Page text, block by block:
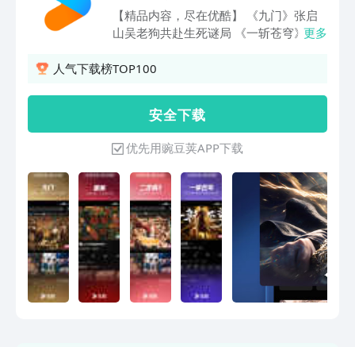
漫持续更新中，等你来嗨!【人气动画 少
儿动漫乐翻天】《蜀山奇仙录第二季》
《百鬼幼儿园第三季》《老蛇修仙传》等
与你乐享卡通时光!【千路卫视高清直播
及地方台、特色直播频道随时回看，随心
预约!【臻享4K 看见不一样的人世间】
《人类志》《凉子访谈录》《火星七日》
《毒资追踪》等热门纪录片带你足不出户
【精品内容，尽在优酷】 《九门》张启
山吴老狗共赴生死谜局 《一斩苍穹》菜
案！人性罪与罚 《千香》宋威龙鞠婧祎
撞东方修仙 《沧元图》看孟川执刀斩妖
邪 雷霆护众生 《云深不知梦 特别篇》斩
尽前尘恨，拔剑救世人！ 《镖人：风起
大漠》吴京领衔武侠巨制 《食神·百厨大
战》战火升级！星素换位高燃对决 《翘
楚》陈都灵周翊然掀翻野心局 《光阴之
外 年番》光阴之外年番 狠辣少年末世屠
神 《师兄啊师兄》师兄啊师兄最终季 战
天道改大劫 《熊出没·年年有熊》熊强组
合超能冒险 《这是我的西游2》时代少年
团与四位哥哥爆笑整活 《雨霖铃》杨洋
更多
人气下载榜TOP100
安 全 下 载
优先用豌豆荚APP下载